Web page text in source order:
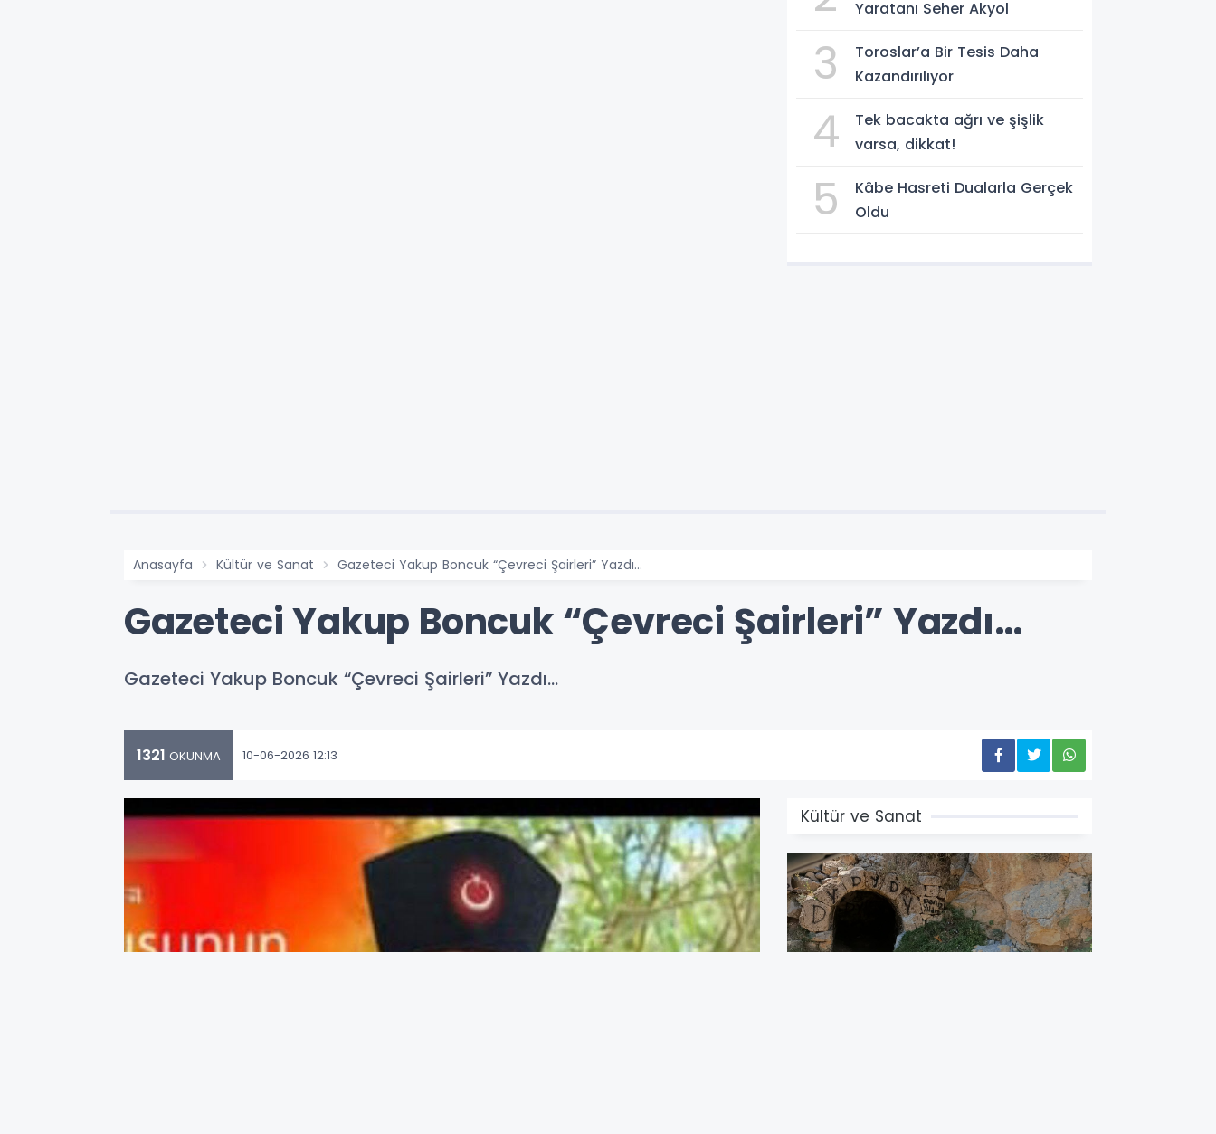
Yaratanı Seher Akyol
3
Toroslar’a Bir Tesis Daha
Kazandırılıyor
4
Tek bacakta ağrı ve şişlik
varsa, dikkat!
5
Kâbe Hasreti Dualarla Gerçek
Oldu
Anasayfa Kültür ve Sanat Gazeteci Yakup Boncuk “Çevreci Şairleri” Yazdı…
Gazeteci Yakup Boncuk “Çevreci Şairleri” Yazdı…
Gazeteci Yakup Boncuk “Çevreci Şairleri” Yazdı…
1321 OKUNMA 10-06-2026 12:13
Kültür ve Sanat